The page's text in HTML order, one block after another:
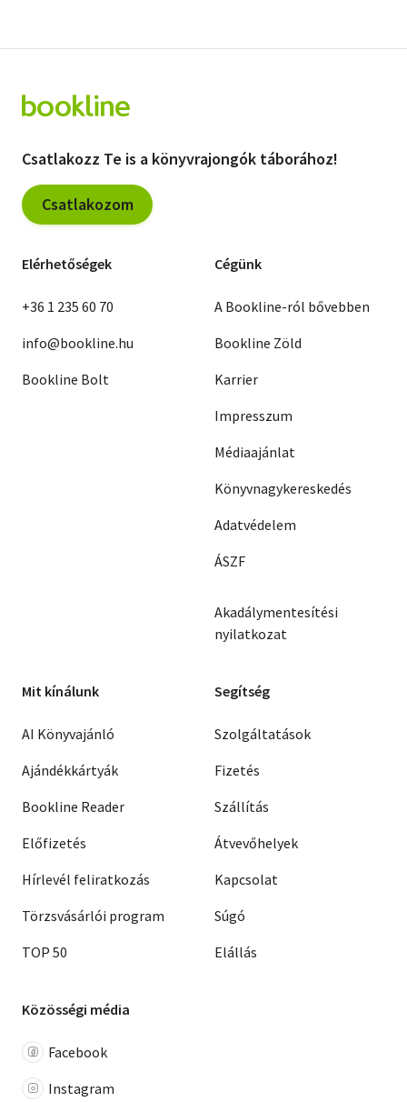
Csatlakozz Te is a könyvrajongók táborához!
Csatlakozom
Elérhetőségek
+36 1 235 60 70
info@bookline.hu
Bookline Bolt
Cégünk
A Bookline-ról bővebben
Bookline Zöld
Karrier
Impresszum
Médiaajánlat
Könyvnagykereskedés
Adatvédelem
ÁSZF
Akadálymentesítési
nyilatkozat
Mit kínálunk
AI Könyvajánló
Ajándékkártyák
Bookline Reader
Előfizetés
Hírlevél feliratkozás
Törzsvásárlói program
TOP 50
Segítség
Szolgáltatások
Fizetés
Szállítás
Átvevőhelyek
Kapcsolat
Súgó
Elállás
Közösségi média
Facebook
Instagram